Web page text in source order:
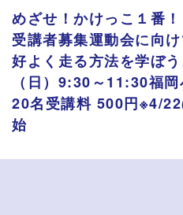
めざせ！かけっこ１番
受講者募集運動会に向
好よく走る方法を学ぼ
（日）9:30～11:30福
20名受講料 500円※4/
始